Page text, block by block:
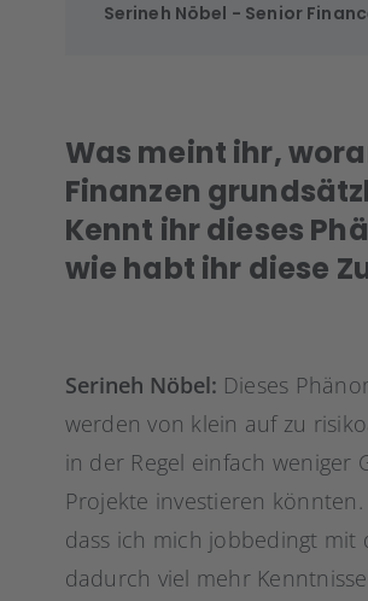
Serineh Nöbel - Senior
Was meint ihr,
Finanzen
Kennt ihr dieses
wie habt ihr diese
Serineh Nöbel: Dieses
werden von klein auf zu
in der Regel einfach weniger
Projekte investieren
dass ich mich jobbedingt mit
dadurch viel mehr